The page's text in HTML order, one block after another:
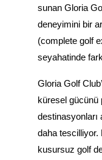
sunan Gloria
deneyimini bir
(complete golf
seyahatinde
Gloria Golf
küresel gücünü
destinasyonları
daha tescilliyor.
kusursuz golf